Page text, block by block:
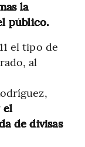
la
público.
el tipo de
al
el
de divisas